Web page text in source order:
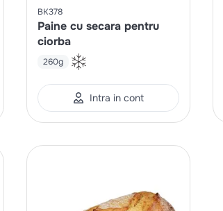
BK378
Paine cu secara pentru
ciorba
260g
Intra in cont